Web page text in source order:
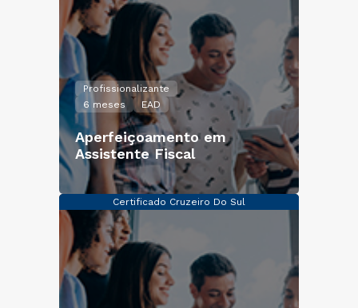
Profissionalizante
6 meses
EAD
Aperfeiçoamento em
Assistente Fiscal
Certificado Cruzeiro Do Sul